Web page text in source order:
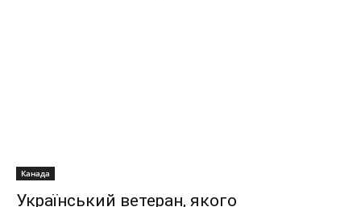
Канада
Український ветеран, якого